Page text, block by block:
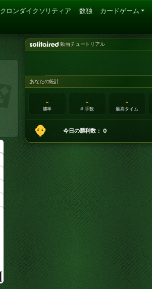
クロンダイクソリティア 数独 カードゲーム
動画チュートリアル
あなたの統計
-
勝率
-
# 手数
-
最高タイム
今日の勝利数： 0